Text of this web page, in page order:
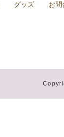
グッズ お問